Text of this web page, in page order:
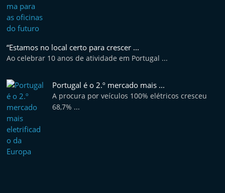
P
o
t
“Estamos no local certo para crescer ...
Ao celebrar 10 anos de atividade em Portugal ...
Portugal é o 2.º mercado mais ...
A procura por veículos 100% elétricos cresceu
68,7% ...